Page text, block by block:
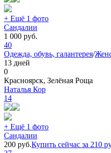
+ Ещё 1 фото
Сандалии
1 000 руб.
40
Одежда, обувь, галантерея/
13 дней
0
Красноярск, Зелёная Роща
Наталья Кор
14
+ Ещё 1 фото
Сандалии
200 руб.Купить сейчас за 210